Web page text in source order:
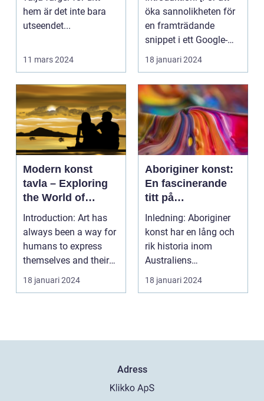
hem är det inte bara
utseendet...
11 mars 2024
öka sannolikheten för
en framträdande
snippet i ett Google-
sök är det viktigt...
18 januari 2024
Modern konst
tavla – Exploring
the World of
Contemporary Art
Introduction: Art has
always been a way for
humans to express
themselves and their
experiences. Over...
18 januari 2024
Aboriginer konst:
En fascinerande
titt på
ursprungsbefolkni
ngens unika
konstform
Inledning: Aboriginer
konst har en lång och
rik historia inom
Australiens
ursprungsbefolkning.
Denna...
18 januari 2024
Adress